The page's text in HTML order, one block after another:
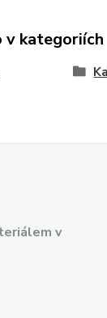
v kategoriích
v